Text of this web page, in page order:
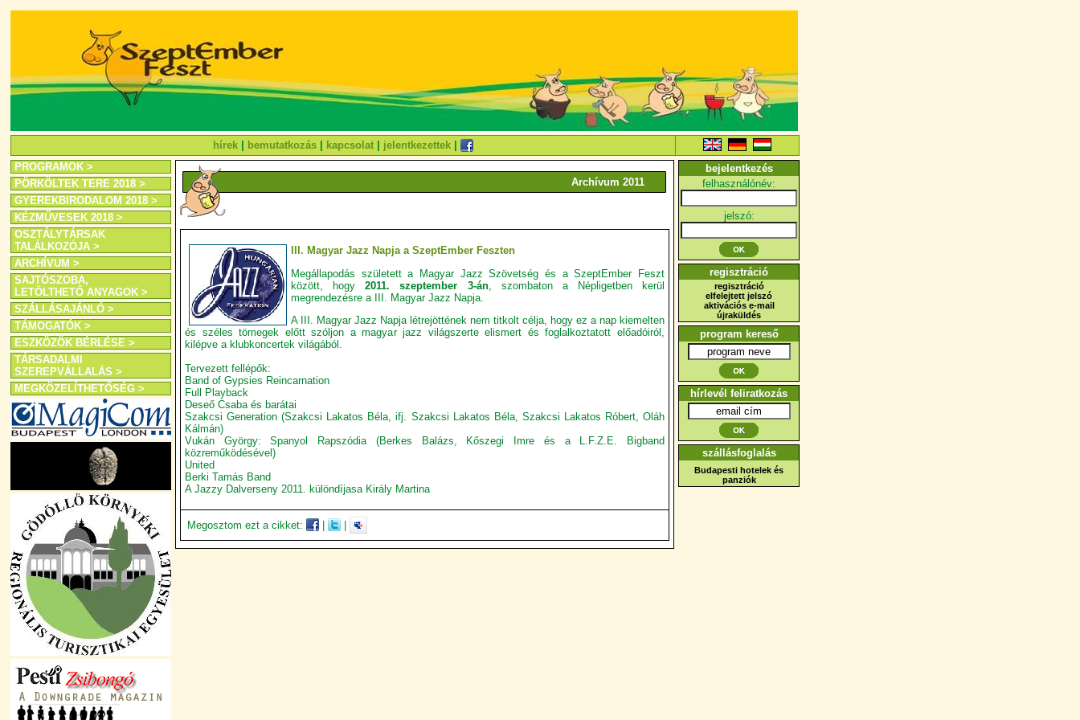
hírek bemutatkozás kapcsolat jelentkezettek
PROGRAMOK >
PÖRKÖLTEK TERE 2018 >
GYEREKBIRODALOM 2018 >
KÉZMŰVESEK 2018 >
OSZTÁLYTÁRSAK
TALÁLKOZÓJA >
ARCHÍVUM >
SAJTÓSZOBA,
LETÖLTHETŐ ANYAGOK >
SZÁLLÁSAJÁNLÓ >
TÁMOGATÓK >
ESZKÖZÖK BÉRLÉSE >
TÁRSADALMI
SZEREPVÁLLALÁS >
MEGKÖZELÍTHETŐSÉG >
Archívum 2011
III. Magyar Jazz Napja a SzeptEmber Feszten
Megállapodás született a Magyar Jazz Szövetség és a SzeptEmber Feszt
között, hogy2011. szeptember 3-án, szombaton a Népligetben kerül
megrendezésre a III. Magyar Jazz Napja.
A III. Magyar Jazz Napja létrejöttének nem titkolt célja, hogy ez a nap kiemelten
és széles tömegek előtt szóljon a magyar jazz világszerte elismert és foglalkoztatott előadóiról,
kilépve a klubkoncertek világából.
Tervezett fellépők:
Band of Gypsies Reincarnation
Full Playback
Deseő Csaba és barátai
Szakcsi Generation (Szakcsi Lakatos Béla, ifj. Szakcsi Lakatos Béla, Szakcsi Lakatos Róbert, Oláh
Kálmán)
Vukán György: Spanyol Rapszódia (Berkes Balázs, Kőszegi Imre és a L.F.Z.E. Bigband
közreműködésével)
United
Berki Tamás Band
A Jazzy Dalverseny 2011. különdíjasa Király Martina
Megosztom ezt a cikket:
bejelentkezés
felhasználónév:
jelszó:
regisztráció
regisztráció
elfelejtett jelszó
aktivációs e-mail
újraküldés
program kereső
hírlevél feliratkozás
szállásfoglalás
Budapesti hotelek és
panziók